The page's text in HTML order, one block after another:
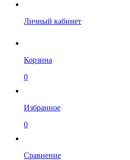
Личный кабинет
Корзина
0
Избранное
0
Сравнение